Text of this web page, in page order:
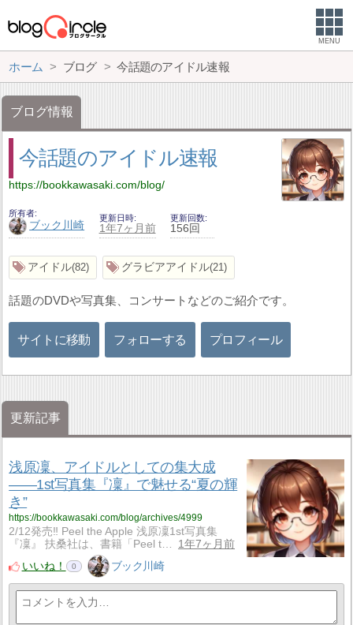
MENU
ホーム ブログ 今話題のアイドル速報
ブログ情報
今話題のアイドル速報
https://bookkawasaki.com/blog/
所有者
ブック川崎
更新日時
1年7ヶ月前
更新回数
156回
アイドル 82 グラビアアイドル 21
話題のDVDや写真集、コンサートなどのご紹介です。
サイトに移動 フォローする プロフィール
更新記事
浅原凜、アイドルとしての集大成
――1st写真集『凜』で魅せる“夏の輝
き”
https://bookkawasaki.com/blog/archives/4999
2/12発売‼ Peel the Apple 浅原凜1st写真集
『凜』 扶桑社は、書籍「Peel t…
1年7ヶ月前
いいね！
0 ブック川崎